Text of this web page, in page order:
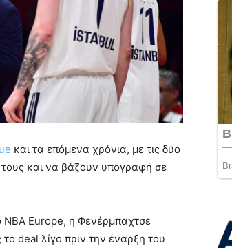
και τα επόμενα χρόνια, με τις δύο
και να βάζουν υπογραφή σε
ΝΒΑ Europe, η Φενέρμπαχτσε
deal λίγο πριν την έναρξη του